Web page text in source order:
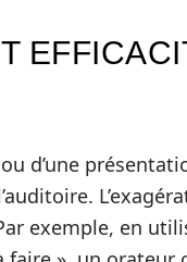
d’une
exemple, en